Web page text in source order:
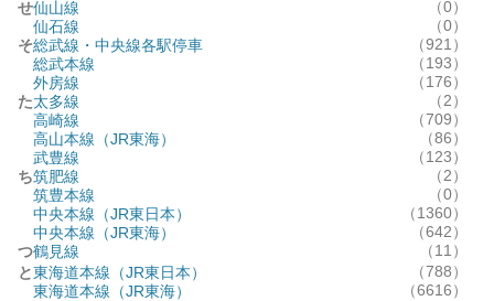
せ仙山線
（0）
仙石線
（0）
そ総武線・中央線各駅停車
（921）
総武本線
（193）
外房線
（176）
た太多線
（2）
高崎線
（709）
高山本線（JR東海）
（86）
武豊線
（123）
ち筑肥線
（2）
筑豊本線
（0）
中央本線（JR東日本）
（1360）
中央本線（JR東海）
（642）
つ鶴見線
（11）
と東海道本線（JR東日本）
（788）
東海道本線（JR東海）
（6616）